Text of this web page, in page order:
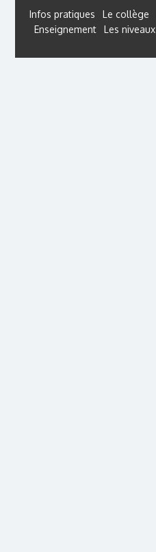
Infos pratiques
Le collège
Enseignement
Les niveaux